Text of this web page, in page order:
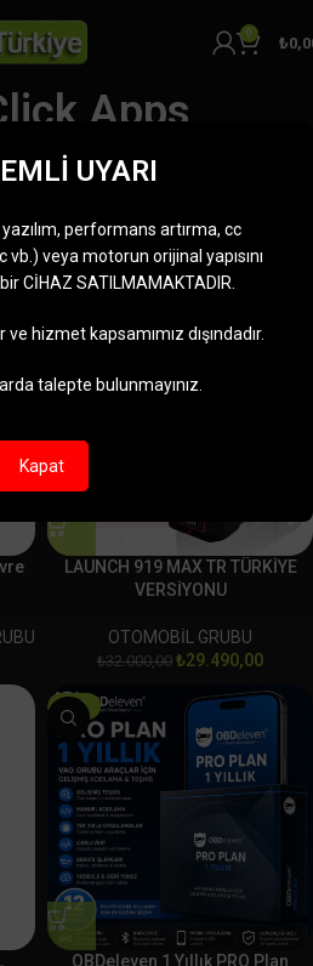
0
₺
Apps
olarak etiketlendi
LAUNCH 919 MAX TR TÜRKİYE
VERSİYONU
OTOMOBİL GRUBU
₺32.000,00 ₺29.490,00
-25%
OBDeleven 1 Yıllık PRO Plan
UYARI
performans artırma, cc
veya motorun orijinal yapısını
CİHAZ SATILMAMAKTADIR.
hizmet kapsamımız dışındadır.
talepte bulunmayınız.
Kapat